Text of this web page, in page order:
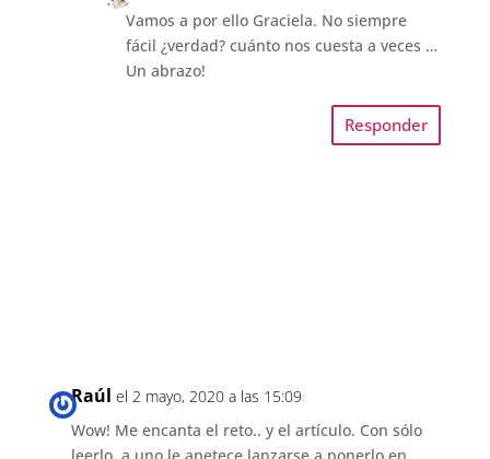
Vamos a por ello Graciela. No siempre
fácil ¿verdad? cuánto nos cuesta a veces …
Un abrazo!
Responder
Raúl el 2 mayo, 2020 a las 15:09
Wow! Me encanta el reto.. y el artículo. Con sólo